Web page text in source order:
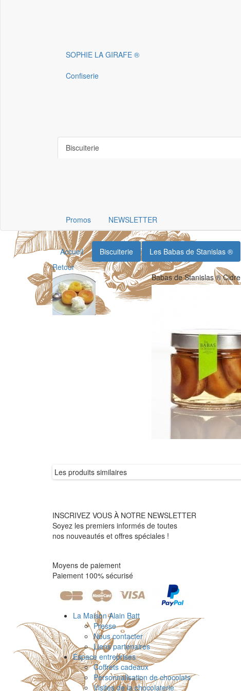
SOPHIE LA GIRAFE ®
Confiserie
Biscuiterie
Promos
NEWSLETTER
Accueil Biscuiterie Les Babas de Stanislas ®
Retour
Babas de Stanislas ® Cidre
Les produits similaires
INSCRIVEZ VOUS À NOTRE NEWSLETTER
Soyez les premiers informés de toutes
nos nouveautés et offres spéciales !
Moyens de paiement
Paiement 100% sécurisé
La Maison Alain Batt
Presse
Nous contacter
Liens partenaires
Espace entreprises
Coffrets cadeaux
Personnalisation de chocolats
Visites de la chocolaterie